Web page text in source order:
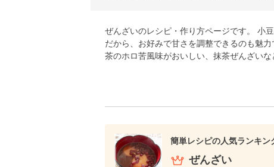
ぜんざいのレシピ・作り方ページです。 小
だから、お好みで甘さを調整できるのも魅
茶のホロ苦風味がおいしい、抹茶ぜんざい
簡単レシピの人気ランキン
ぜんざい